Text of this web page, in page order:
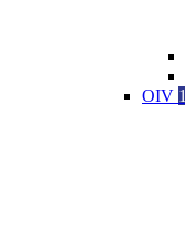
OIV 1